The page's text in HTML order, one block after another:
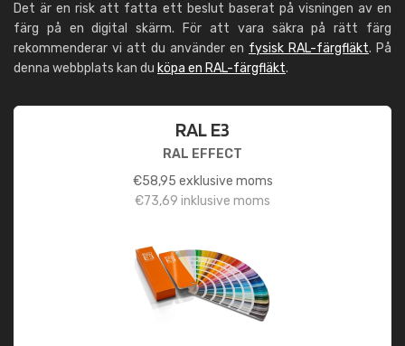
Det är en risk att fatta ett beslut baserat på visningen av en
färg på en digital skärm. För att vara säkra på rätt färg
rekommenderar vi att du använder en fysisk RAL-färgfläkt. På
denna webbplats kan du köpa en RAL-färgfläkt.
RAL E3
RAL EFFECT
€58,95 exklusive moms
€73,69 inklusive moms